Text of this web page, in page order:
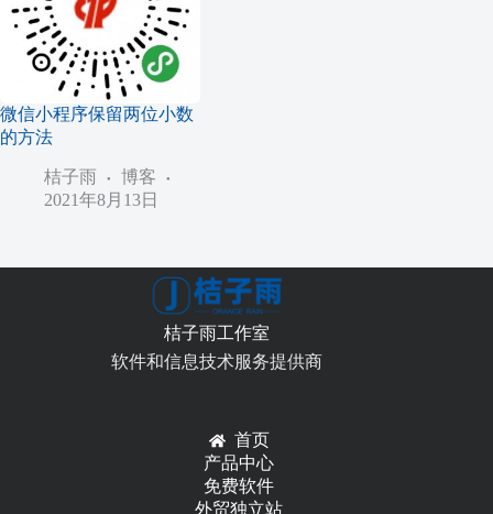
微信小程序保留两位小数
的方法
桔子雨
博客
2021年8月13日
桔子雨工作室
软件和信息技术服务提供商
首页
产品中心
免费软件
外贸独立站